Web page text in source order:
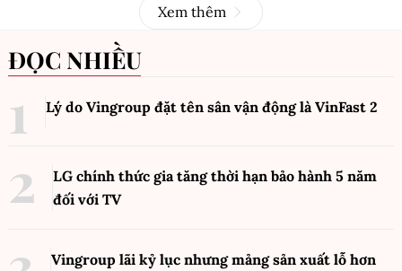
Xem thêm
ĐỌC NHIỀU
Lý do Vingroup đặt tên sân vận động là VinFast 2
LG chính thức gia tăng thời hạn bảo hành 5 năm
đối với TV
Vingroup lãi kỷ lục nhưng mảng sản xuất lỗ hơn